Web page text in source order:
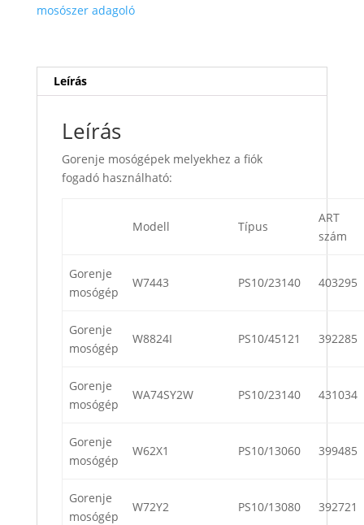
mosószer adagoló
Leírás
Leírás
Gorenje mosógépek melyekhez a fiók
fogadó használható:
Modell Típus
ART
szám
Gorenje
mosógép
W7443 PS10/23140 403295
Gorenje
mosógép
W8824I PS10/45121 392285
Gorenje
mosógép
WA74SY2W PS10/23140 431034
Gorenje
mosógép
W62X1 PS10/13060 399485
Gorenje
mosógép
W72Y2 PS10/13080 392721